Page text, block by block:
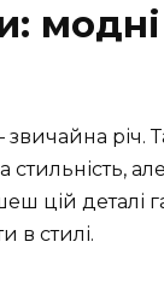
річ.
цій деталі
в стилі.